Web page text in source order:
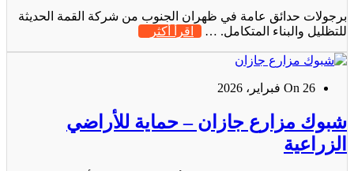
برجولات حدائق عامة في ظهران الجنوب من شركة القمة الحديثة
للتظليل والبناء المتكامل. …
اقرأ أكثر
On 26 فبراير، 2026
شبوك مزارع جازان – حماية للأراضي
الزراعية